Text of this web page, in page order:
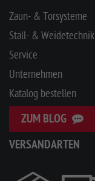
Zaun- & Torsysteme
Stall- & Weidetechnik
Service
Unternehmen
Katalog bestellen
ZUM BLOG
VERSANDARTEN